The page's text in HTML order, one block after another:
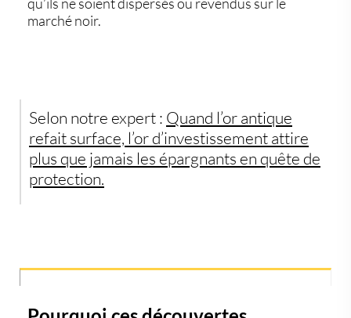
qu’ils ne soient dispersés ou revendus sur le
marché noir.
Selon notre expert : Quand l’or antique
refait surface, l’or d’investissement attire
plus que jamais les épargnants en quête de
protection.